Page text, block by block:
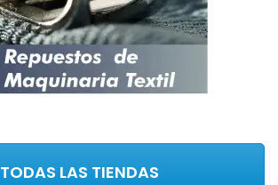
TODAS LAS TIENDAS